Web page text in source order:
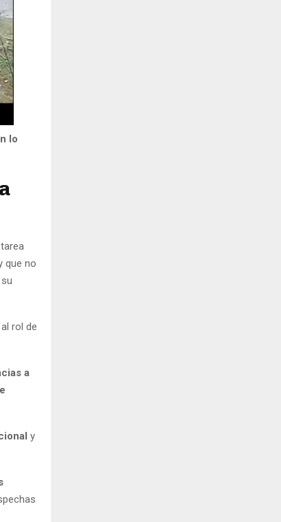
lo
que no
rol de
a
y